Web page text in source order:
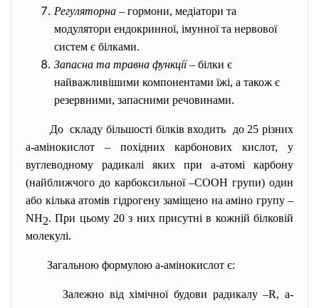
Регуляторна – гормони, медіатори та
модулятори ендокринної, імунної та нервової
систем є білками.
Запасна та травна функції– білки є
найважливішими компонентами їжі, а також є
резервними, запасними речовинами.
До складу більшості білків входить до 25 різних
a-амінокислот – похідних карбонових кислот, у
вуглеводному радикалі яких при a-атомі карбону
(найближчого до карбоксильної –СООН групи) один
або кілька атомів гідрогену заміщено на аміно групу –
NH2. При цьому 20 з них присутні в кожній білковій
молекулі.
Загальною формулою a-амінокислот є:
Залежно від хімічної будови радикалу –R, a-